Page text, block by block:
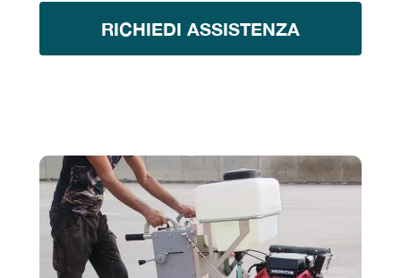
RICHIEDI ASSISTENZA